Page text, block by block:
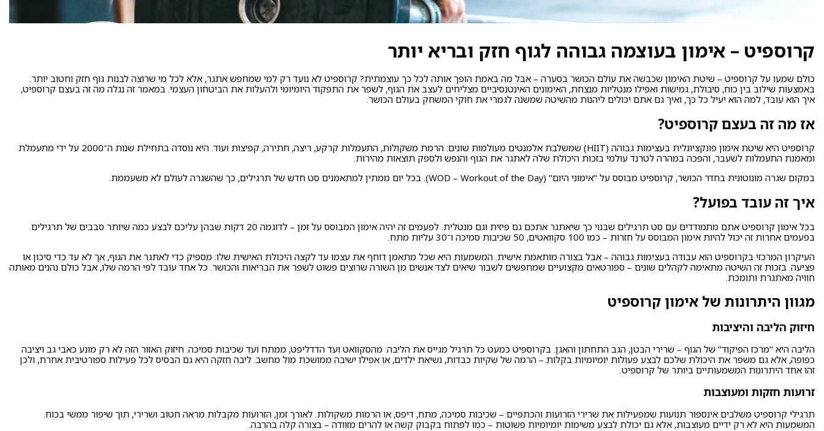
קרוספיט – אימון בעוצמה גבוהה לגוף חזק ובריא יותר
כולם שמעו על קרוספיט – שיטת האימון שכבשה את עולם הכושר בסערה – אבל מה באמת הופך אותה לכל כך עוצמתית? קרוספיט לא נועד רק למי שמחפש אתגר, אלא לכל מי שרוצה לבנות גוף חזק וחטוב יותר.
באמצעות שילוב בין כוח, סיבולת, גמישות ואפילו מנטליות מנצחת, האימונים האינטנסיביים מצליחים לעצב את הגוף, לשפר את התפקוד היומיומי ולהעלות את הביטחון העצמי. במאמר זה נגלה מה זה בעצם קרוספיט,
איך הוא עובד, למה הוא יעיל כל כך, ואיך גם אתם יכולים ליהנות מהשיטה שמשנה לגמרי את חוקי המשחק בעולם הכושר.
אז מה זה בעצם קרוספיט?
קרוספיט היא שיטת אימון פונקציונלית בעצימות גבוהה (HIIT) שמשלבת אלמנטים מעולמות שונים: הרמת משקולות, התעמלות קרקע, ריצה, חתירה, קפיצות ועוד. היא נוסדה בתחילת שנות ה־2000 על ידי מתעמלת
ומאמנת התעמלות לשעבר, והפכה במהרה לטרנד עולמי בזכות היכולת שלה לאתגר את הגוף והנפש ולספק תוצאות מהירות.
במקום שגרה מונוטונית בחדר הכושר, קרוספיט מבוסס על "אימוני היום" (WOD – Workout of the Day). בכל יום ממתין למתאמנים סט חדש של תרגילים, כך שהשגרה לעולם לא משעממת.
איך זה עובד בפועל?
בכל אימון קרוספיט אתם מתמודדים עם סט תרגילים שבנוי כך שיאתגר אתכם גם פיזית וגם מנטלית. לפעמים זה יהיה אימון המבוסס על זמן – לדוגמה 20 דקות שבהן עליכם לבצע כמה שיותר סבבים של תרגילים.
בפעמים אחרות זה יכול להיות אימון המבוסס על חזרות – כמו 100 סקוואטים, 50 שכיבות סמיכה ו־30 עליות מתח.
העיקרון המרכזי בקרוספיט הוא עבודה בעצימות גבוהה – אבל בצורה מותאמת אישית. המשמעות היא שכל מתאמן דוחף את עצמו עד לקצה היכולת האישית שלו: מספיק כדי לאתגר את הגוף, אך לא עד כדי סיכון או
פציעה. בזכות זה השיטה מתאימה לקהלים שונים – ספורטאים מקצועיים שמחפשים לשבור שיאים לצד אנשים מן השורה שרוצים פשוט לשפר את הבריאות והכושר. כל אחד עובד לפי הרמה שלו, אבל כולם נהנים מאותה
חוויה מאתגרת ותומכת.
מגוון היתרונות של אימון קרוספיט
חיזוק הליבה והיציבות
הליבה היא "מרכז הפיקוד" של הגוף – שרירי הבטן, הגב התחתון והאגן. בקרוספיט כמעט כל תרגיל מגייס את הליבה: מהסקוואט ועד הדדליפט, ממתח ועד שכיבות סמיכה. חיזוק האזור הזה לא רק מונע כאבי גב ויציבה
כפופה, אלא גם משפר את היכולת שלכם לבצע פעולות יומיומיות בקלות – הרמה של שקיות כבדות, נשיאת ילדים, או אפילו ישיבה ממושכת מול מחשב. ליבה חזקה היא גם הבסיס לכל פעילות ספורטיבית אחרת, ולכן
זהו אחד היתרונות המשמעותיים ביותר של קרוספיט.
זרועות חזקות ומעוצבות
תרגילי קרוספיט משלבים אינספור תנועות שמפעילות את שרירי הזרועות והכתפיים – שכיבות סמיכה, מתח, דיפס, או הרמות משקולות. לאורך זמן, הזרועות מקבלות מראה חטוב ושרירי, תוך שיפור ממשי בכוח.
המשמעות היא לא רק ידיים מעוצבות, אלא גם יכולת לבצע משימות יומיומיות פשוטות – כמו לפתוח בקבוק קשה או להרים מזוודה – בצורה קלה בהרבה.